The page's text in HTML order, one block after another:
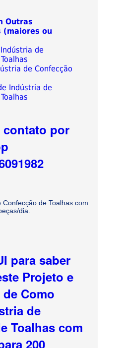
Outras
(maiores ou
de
de Confecção
Indústria de
contato por
de Toalhas com
dia.
para saber
Projeto e
Como
de
Toalhas com
200